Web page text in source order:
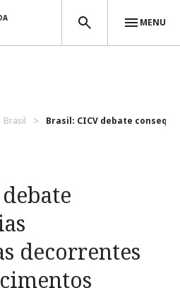
MENU
Brasil Brasil: CICV debate
decorrentes